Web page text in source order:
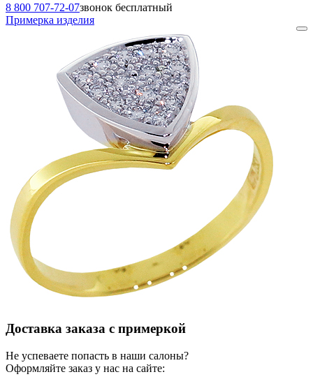
8 800 707-72-07звонок бесплатный
Примерка изделия
Доставка заказа с примеркой
Не успеваете попасть в наши салоны?
Оформляйте заказ у нас на сайте: